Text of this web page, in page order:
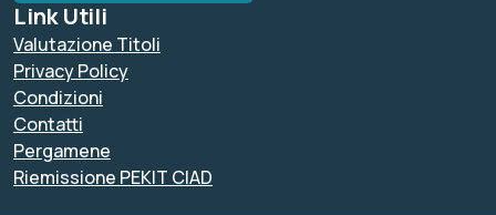
Link Utili
Valutazione Titoli
Privacy Policy
Condizioni
Contatti
Pergamene
Riemissione PEKIT CIAD